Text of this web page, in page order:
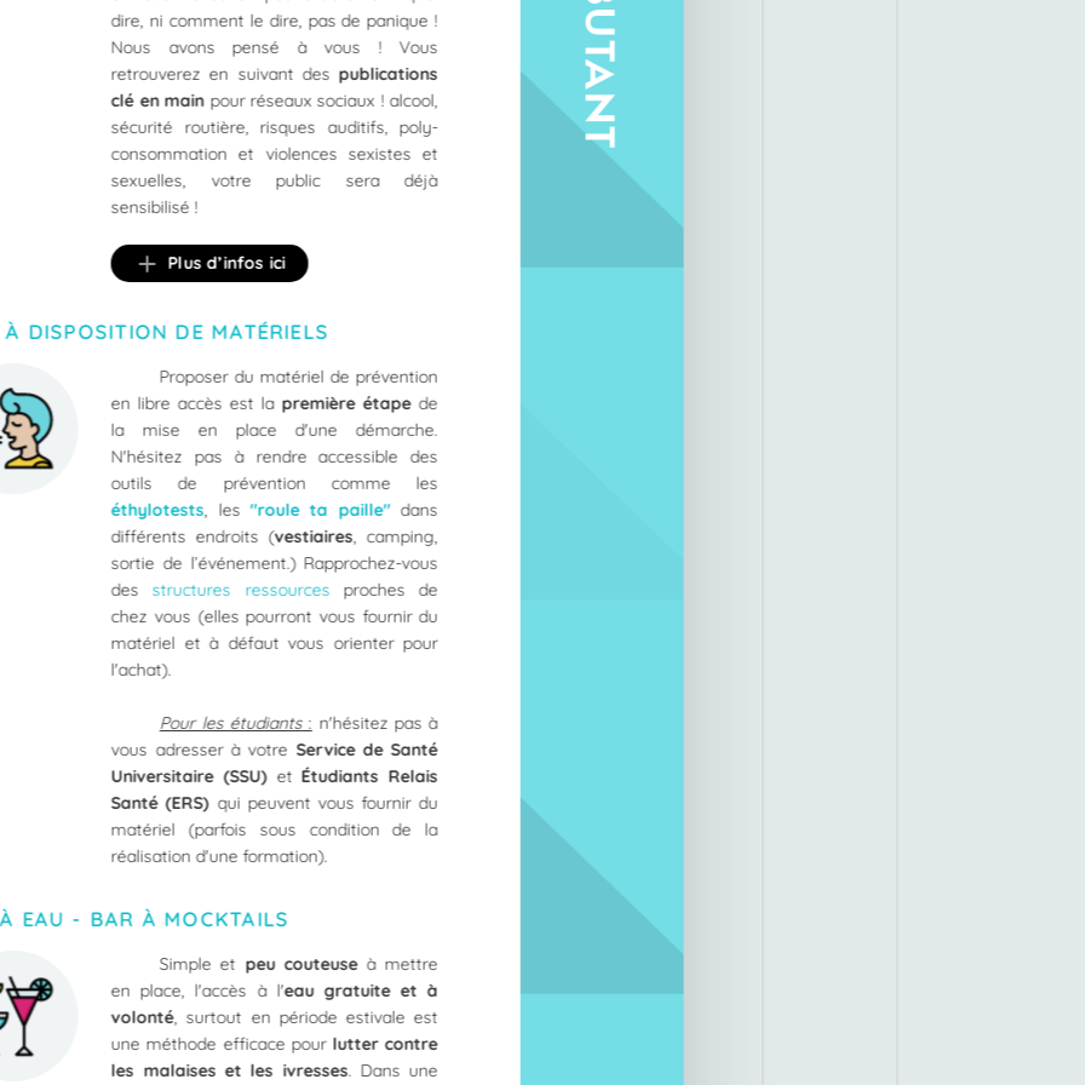
dire, ni comment le dire, pas de panique !
Nous avons pensé à vous ! Vous
retrouverez en suivant des publications
clé en mainpour réseaux sociaux ! alcool,
sécurité routière, risques auditifs, poly-
consommation et violences sexistes et
sexuelles, votre public sera déjà
sensibilisé !
Plus d’infos ici
À DISPOSITION DE MATÉRIELS
Proposer du matériel de prévention
en libre accès est la première étapede
la mise en place d'une démarche.
N'hésitez pas à rendre accessible des
outils de prévention comme les
éthylotests, les"roule ta paille" dans
différents endroits (vestiaires, camping,
sortie de l’événement.) Rapprochez-vous
desstructures ressources proches de
chez vous (elles pourront vous fournir du
matériel et à défaut vous orienter pour
l'achat).
Pour les étudiants: n'hésitez pas à
vous adresser à votreService de Santé
Universitaire (SSU)et Étudiants Relais
Santé (ERS)qui peuvent vous fournir du
matériel (parfois sous condition de la
réalisation d'une formation).
EAU - BAR À MOCKTAILS
Simple et peu couteuseà mettre
en place, l'accès à l'eau gratuite et à
volonté, surtout en période estivale est
une méthode efficace pour lutter contre
les malaises et les ivresses. Dans une